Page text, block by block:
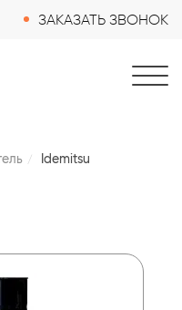
ЗАКАЗАТЬ ЗВОНОК
Idemitsu